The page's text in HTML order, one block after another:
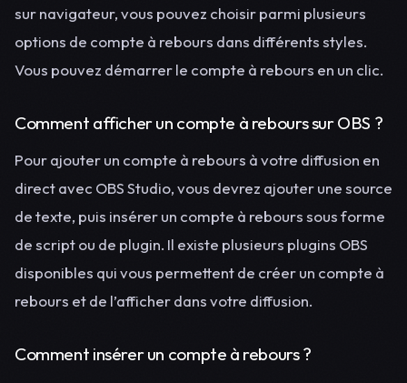
sur navigateur, vous pouvez choisir parmi plusieurs
options de compte à rebours dans différents styles.
Vous pouvez démarrer le compte à rebours en un clic.
Comment afficher un compte à rebours sur OBS ?
Pour ajouter un compte à rebours à votre diffusion en
direct avec OBS Studio, vous devrez ajouter une source
de texte, puis insérer un compte à rebours sous forme
de script ou de plugin. Il existe plusieurs plugins OBS
disponibles qui vous permettent de créer un compte à
rebours et de l’afficher dans votre diffusion.
Comment insérer un compte à rebours ?